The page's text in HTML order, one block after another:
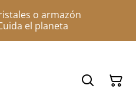
o armazón
el planeta